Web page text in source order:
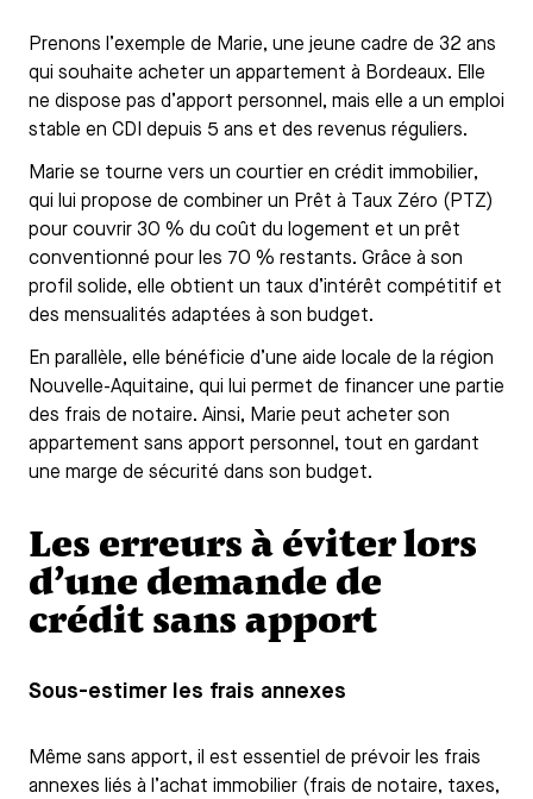
Prenons l’exemple de Marie, une jeune cadre de 32 ans
qui souhaite acheter un appartement à Bordeaux. Elle
ne dispose pas d’apport personnel, mais elle a un emploi
stable en CDI depuis 5 ans et des revenus réguliers.
Marie se tourne vers un courtier en crédit immobilier,
qui lui propose de combiner un Prêt à Taux Zéro (PTZ)
pour couvrir 30 % du coût du logement et un prêt
conventionné pour les 70 % restants. Grâce à son
profil solide, elle obtient un taux d’intérêt compétitif et
des mensualités adaptées à son budget.
En parallèle, elle bénéficie d’une aide locale de la région
Nouvelle-Aquitaine, qui lui permet de financer une partie
des frais de notaire. Ainsi, Marie peut acheter son
appartement sans apport personnel, tout en gardant
une marge de sécurité dans son budget.
Les erreurs à éviter lors
d’une demande de
crédit sans apport
Sous-estimer les frais annexes
Même sans apport, il est essentiel de prévoir les frais
annexes liés à l’achat immobilier (frais de notaire, taxes,